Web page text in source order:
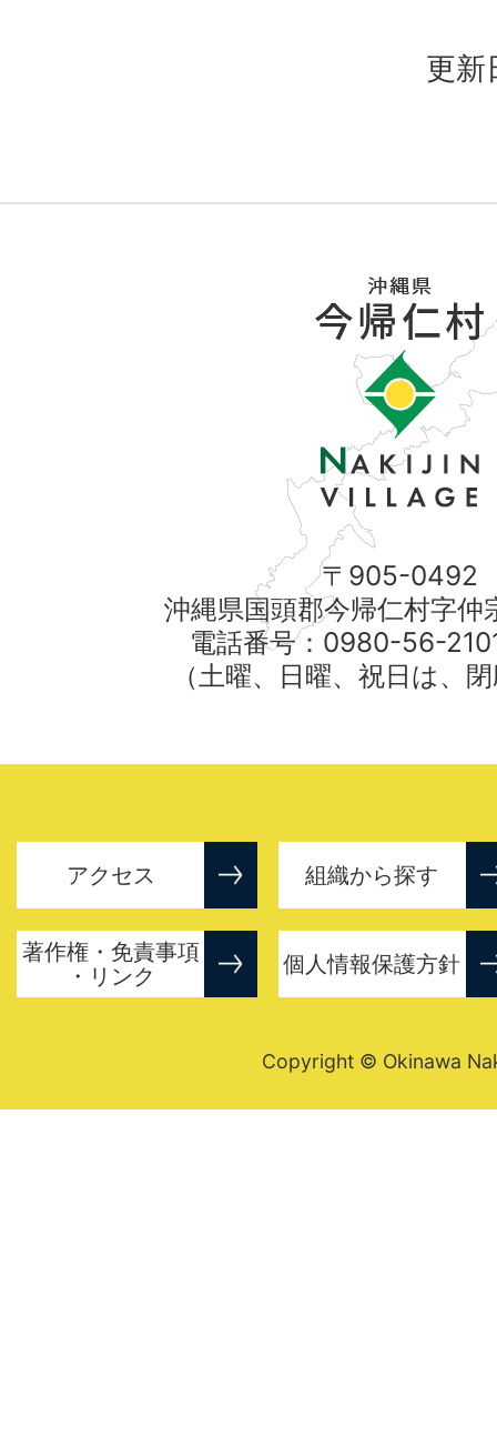
更新
〒905-0492
沖縄県国頭郡今帰仁村字仲
電話番号：0980-56-
（土曜、日曜、祝日は、
アクセス 組織から探す
著作権・免責事項
・リンク
個人情報保護方針
Copyright © Okinawa